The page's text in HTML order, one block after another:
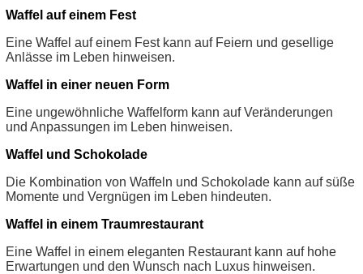
Waffel auf einem Fest
Eine Waffel auf einem Fest kann auf Feiern und gesellige
Anlässe im Leben hinweisen.
Waffel in einer neuen Form
Eine ungewöhnliche Waffelform kann auf Veränderungen
und Anpassungen im Leben hinweisen.
Waffel und Schokolade
Die Kombination von Waffeln und Schokolade kann auf süße
Momente und Vergnügen im Leben hindeuten.
Waffel in einem Traumrestaurant
Eine Waffel in einem eleganten Restaurant kann auf hohe
Erwartungen und den Wunsch nach Luxus hinweisen.